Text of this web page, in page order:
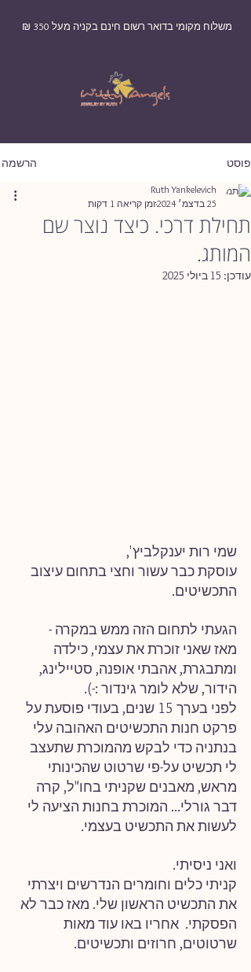
משלוח מקומי בדואר רשום חינם בקניה מעל 350 ₪
פוסט הרשמה
תחילת דרכי. כיצד נוצר שם
המותג.
Ruth Yankelevich
25 בדצמ׳ 2024
זמן קריאה 1 דקות
עודכן: 15 ביולי 2025
שמי רות יענקלביץ',
עוסקת כבר עשור וחצי בתחום עיצוב
התכשיטים.
הגעתי לתחום הזה ממש במקרה -
מאז שאני זוכרת את עצמי, כילדה
ומתבגרת, אהבתי אופנה, סטיילינג,
הידור, שלא לומר גינדור :-).
לפני בערך 15 שנים, בעודי פוסעת על
פרקט חנות התכשיטים האהובה עלי
בנתניה כדי לבקש מהמוכרת שתעצב
לי תכשיט על-פי שרטוט שהכינותי
מראש, מאבנים שקניתי בחו"ל, קרה
דבר גורלי... המוכרת בחנות הציעה לי
לעשות את התכשיט בעצמי.
ואני ניסיתי.
קניתי כלים וחומרים הנדרשים ויצרתי
את התכשיט הראשון שלי. מאז כבר לא
הפסקתי.  אחריו באו עוד מאות
שרטוטים, חרוזים ותכשיטים.